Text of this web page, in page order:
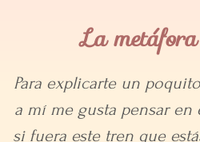
La
Para explicarte un
a mí me gusta pensar en
si fuera este tren que